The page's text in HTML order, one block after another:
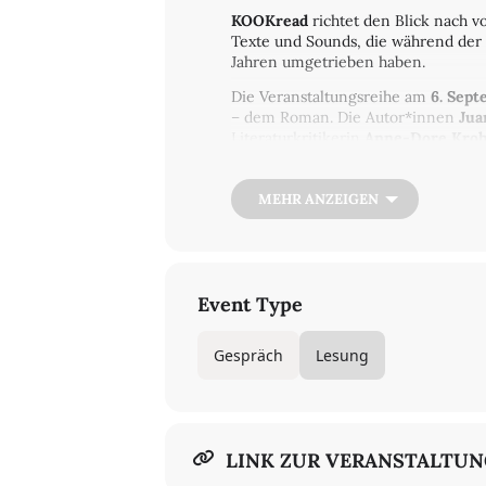
KOOKread richtet den Blick nach
Texte und Sounds, die während
Jahren umgetrieben haben.
Die Veranstaltungsreihe am 6.
– dem Roman. Die Autor*innen
Der Roman ist die meistgelesene
macht den Roman als Gattung für
Moderation:
MEHR ANZEIGEN
Event Type
Gespräch Lesung
LINK ZUR